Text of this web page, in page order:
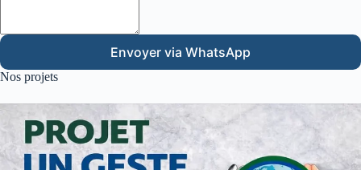
Envoyer via WhatsApp
Nos projets